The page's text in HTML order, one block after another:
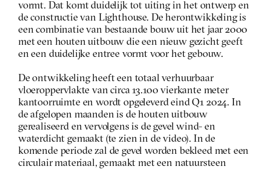
vormt. Dat komt duidelijk tot uiting in het ontwerp en
de constructie van Lighthouse. De herontwikkeling is
een combinatie van bestaande bouw uit het jaar 2000
met een houten uitbouw die een nieuw gezicht geeft
en een duidelijke entree vormt voor het gebouw.
De ontwikkeling heeft een totaal verhuurbaar
vloeroppervlakte van circa 13.100 vierkante meter
kantoorruimte en wordt opgeleverd eind Q1 2024. In
de afgelopen maanden is de houten uitbouw
gerealiseerd en vervolgens is de gevel wind- en
waterdicht gemaakt (te zien in de video). In de
komende periode zal de gevel worden bekleed met een
circulair materiaal, gemaakt met een natuursteen